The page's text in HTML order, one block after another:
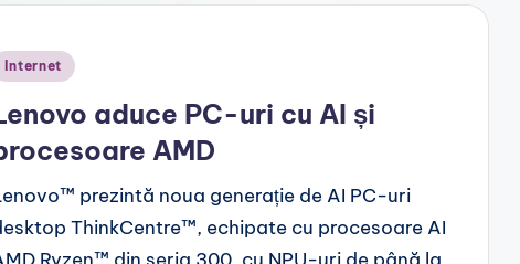
Internet
aduce PC-uri cu AI și
AMD
prezintă noua generație de AI PC-uri
ThinkCentre™, echipate cu procesoare AI